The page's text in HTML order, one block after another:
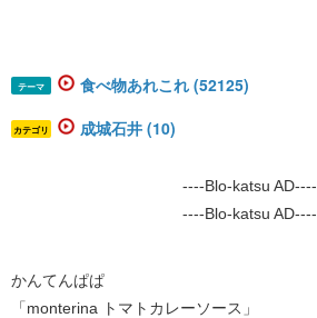
テーマ 食べ物あれこれ (52125)
カテゴリ 成城石井 (10)
----Blo-katsu AD----
----Blo-katsu AD----
かんてんぱぱ
「monterina トマトカレーソース」